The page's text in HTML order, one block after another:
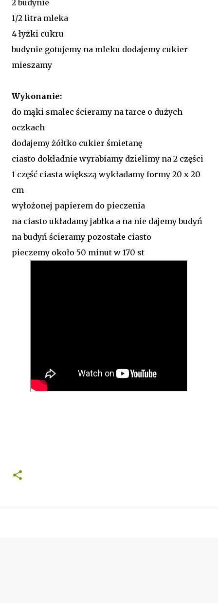
2 budynie
1/2 litra mleka
4 łyżki cukru
budynie gotujemy na mleku dodajemy cukier
mieszamy
Wykonanie:
do mąki smalec ścieramy na tarce o dużych
oczkach
dodajemy żółtko cukier śmietanę
ciasto dokładnie wyrabiamy dzielimy na 2 części
1 część ciasta większą wykładamy formy 20 x 20
cm
wyłożonej papierem do pieczenia
na ciasto układamy jabłka a na nie dajemy budyń
na budyń ścieramy pozostałe ciasto
pieczemy około 50 minut w 170 st